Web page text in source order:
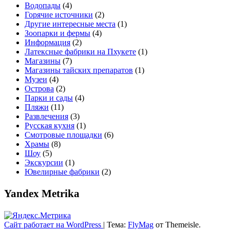
Водопады (4)
Горячие источники (2)
Другие интересные места (1)
Зоопарки и фермы (4)
Информация (2)
Латексные фабрики на Пхукете (1)
Магазины (7)
Магазины тайских препаратов (1)
Музеи (4)
Острова (2)
Парки и сады (4)
Пляжи (11)
Развлечения (3)
Русская кухня (1)
Смотровые площадки (6)
Храмы (8)
Шоу (5)
Экскурсии (1)
Ювелирные фабрики (2)
Yandex Metrika
Сайт работает на WordPress | Тема: FlyMag от Themeisle.